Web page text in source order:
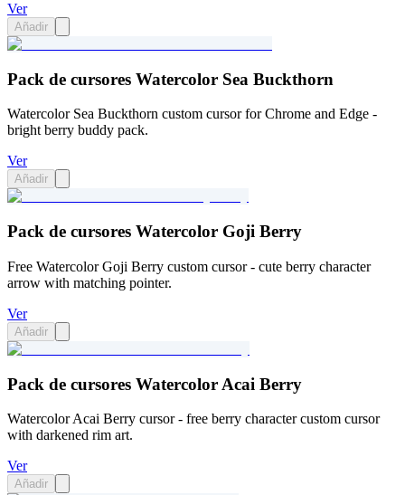
Ver
Añadir
Pack de cursores Watercolor Sea Buckthorn
Watercolor Sea Buckthorn custom cursor for Chrome and Edge -
bright berry buddy pack.
Ver
Añadir
Pack de cursores Watercolor Goji Berry
Free Watercolor Goji Berry custom cursor - cute berry character
arrow with matching pointer.
Ver
Añadir
Pack de cursores Watercolor Acai Berry
Watercolor Acai Berry cursor - free berry character custom cursor
with darkened rim art.
Ver
Añadir